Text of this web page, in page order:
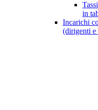
in
Incarichi
(dirigenti